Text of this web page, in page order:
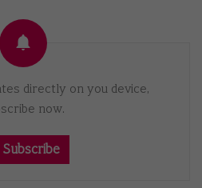
directly on you device,
now.
Subscribe